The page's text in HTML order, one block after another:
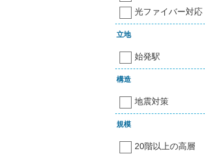
光ファイバー対応
立地
始発駅
構造
地震対策
規模
20階以上の高層